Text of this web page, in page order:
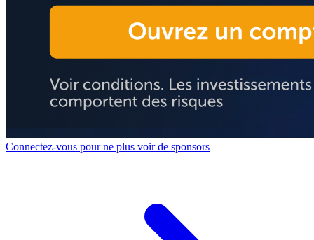
Connectez-vous pour ne plus voir de sponsors